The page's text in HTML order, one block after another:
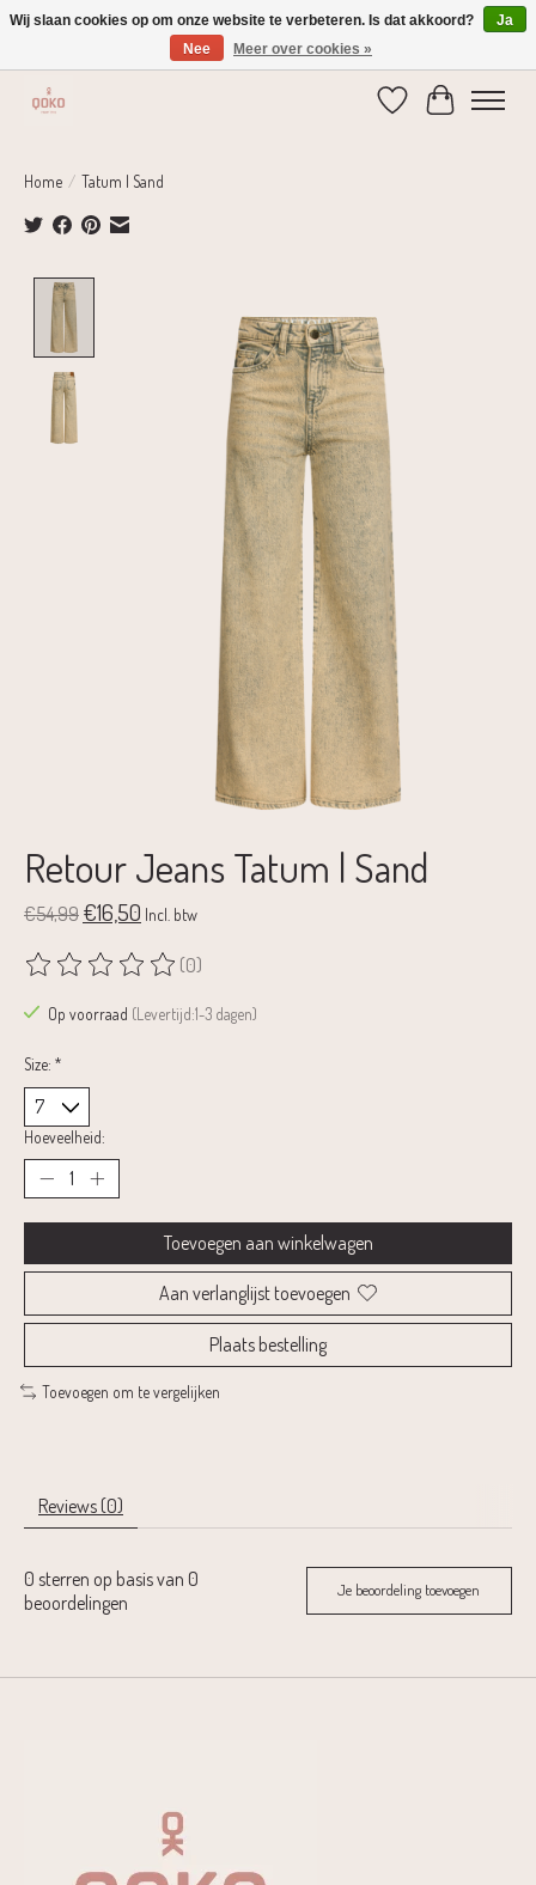
Verzending 1-2 dagen | Gratis verzending vanaf € 75,-
Verlanglijst
Home / Tatum | Sand
Retour Jeans Tatum | Sand
€54,99 €16,50 Incl. btw
De beoordeling van dit product is
(0)
Op voorraad (Levertijd:1-3 dagen)
Size: *
Hoeveelheid:
Toevoegen aan winkelwagen
Aan verlanglijst toevoegen
Plaats bestelling
Toevoegen om te vergelijken
Reviews (0)
0 sterren op basis van 0
beoordelingen
Je beoordeling toevoegen
Wij slaan cookies op om onze website te verbeteren. Is dat akkoord?
Ja
Nee
Meer over cookies »